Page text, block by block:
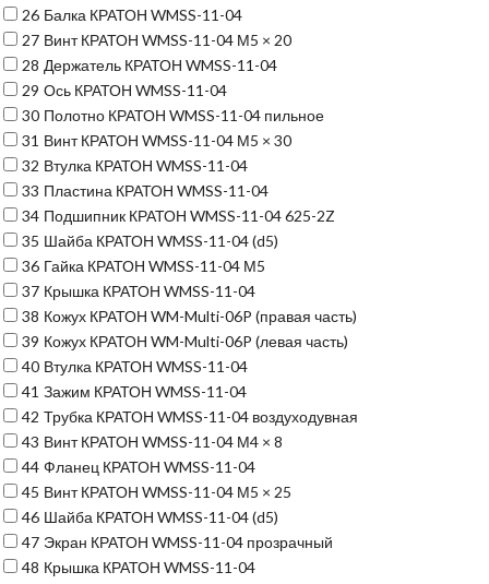
26 Балка КРАТОН WMSS-11-04
27 Винт КРАТОН WMSS-11-04 М5 × 20
28 Держатель КРАТОН WMSS-11-04
29 Ось КРАТОН WMSS-11-04
30 Полотно КРАТОН WMSS-11-04 пильное
31 Винт КРАТОН WMSS-11-04 М5 × 30
32 Втулка КРАТОН WMSS-11-04
33 Пластина КРАТОН WMSS-11-04
34 Подшипник КРАТОН WMSS-11-04 625-2Z
35 Шайба КРАТОН WMSS-11-04 (d5)
36 Гайка КРАТОН WMSS-11-04 М5
37 Крышка КРАТОН WMSS-11-04
38 Кожух КРАТОН WM-Multi-06P (правая часть)
39 Кожух КРАТОН WM-Multi-06P (левая часть)
40 Втулка КРАТОН WMSS-11-04
41 Зажим КРАТОН WMSS-11-04
42 Трубка КРАТОН WMSS-11-04 воздуходувная
43 Винт КРАТОН WMSS-11-04 М4 × 8
44 Фланец КРАТОН WMSS-11-04
45 Винт КРАТОН WMSS-11-04 М5 × 25
46 Шайба КРАТОН WMSS-11-04 (d5)
47 Экран КРАТОН WMSS-11-04 прозрачный
48 Крышка КРАТОН WMSS-11-04